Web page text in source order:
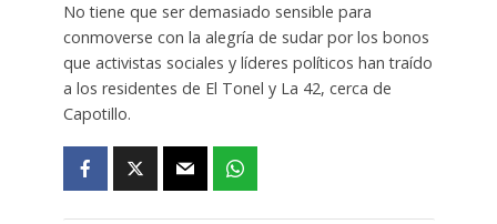
No tiene que ser demasiado sensible para
conmoverse con la alegría de sudar por los bonos
que activistas sociales y líderes políticos han traído
a los residentes de El Tonel y La 42, cerca de
Capotillo.